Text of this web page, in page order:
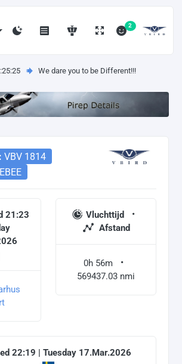
2
We dare you to be Different!!!
VBV 1814
21:23
Vluchttijd
Afstand
0h 56m
569437.03 nmi
22:19 | Tuesday 17.Mar.2026